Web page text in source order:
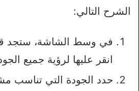
الشرح التالي:
انقر عليها لرؤية جميع
حدد الجودة التي تناسب